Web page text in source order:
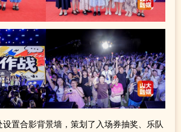
置合影背景墙，策划了入场券抽奖、乐队